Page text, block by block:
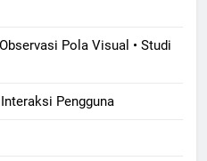
Pola Visual • Studi
Pengguna